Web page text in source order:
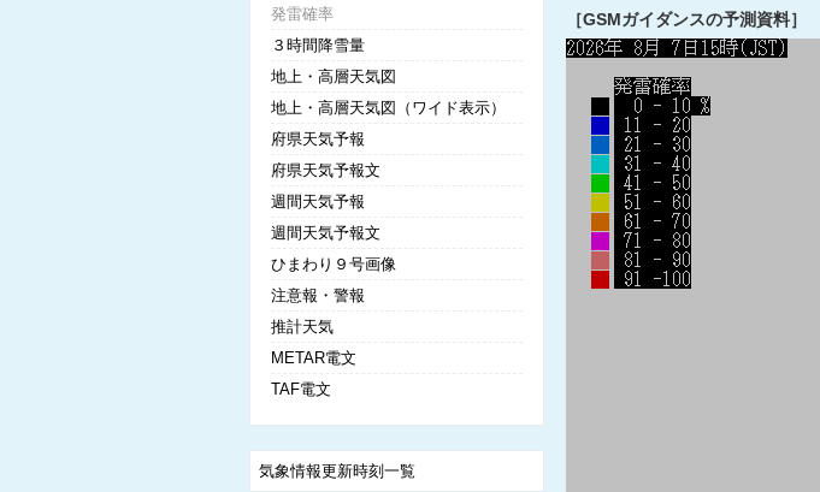
［GSMガイダンスの予測資料］
発雷確率
３時間降雪量
地上・高層天気図
地上・高層天気図（ワイド表示）
府県天気予報
府県天気予報文
週間天気予報
週間天気予報文
ひまわり９号画像
注意報・警報
推計天気
METAR電文
TAF電文
気象情報更新時刻一覧